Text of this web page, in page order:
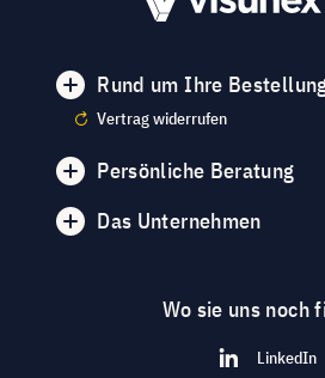
Rund um Ihre
Vertrag widerrufen
Persönliche Beratung
Das Unternehmen
Wo sie uns noch
LinkedIn